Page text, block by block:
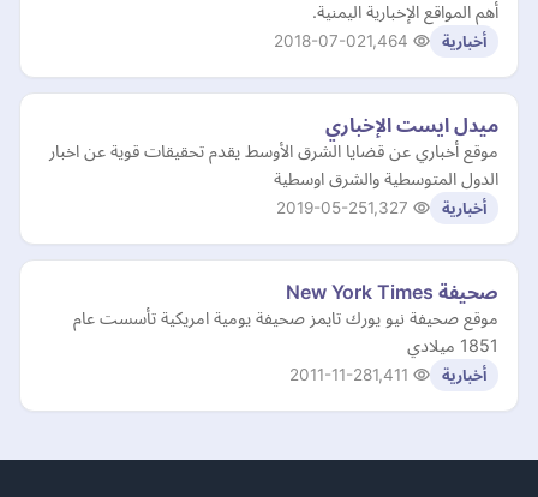
أهم المواقع الإخبارية اليمنية.
أخبارية 2018-07-02
ميدل ايست الإخباري
موقع أخباري عن قضايا الشرق الأوسط يقدم تحقيقات قوية عن اخبار
الدول المتوسطية والشرق اوسطية
أخبارية 2019-05-25
صحيفة New York Times
موقع صحيفة نيو يورك تايمز صحيفة يومية امريكية تأسست عام
1851 ميلادي
أخبارية 2011-11-28